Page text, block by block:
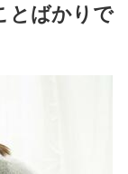
とばかりで